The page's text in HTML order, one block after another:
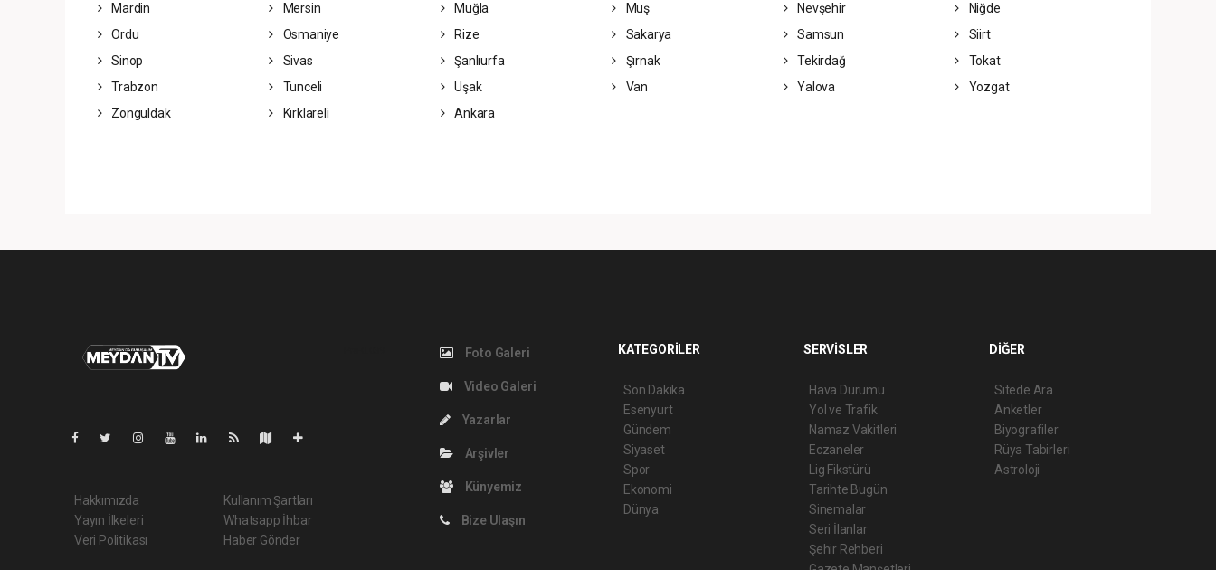
Mardin
Mersin Muğla Muş Nevşehir
Niğde
Ordu
Osmaniye Rize Sakarya Samsun
Siirt
Sinop
Sivas Şanlıurfa Şırnak Tekirdağ
Tokat
Trabzon
Tunceli Uşak Van Yalova
Yozgat
Zonguldak
Kırklareli Ankara
Hakkımızda
Yayın İlkeleri
Veri Politikası
Kullanım Şartları
Whatsapp İhbar
Haber Gönder
Foto Galeri
Video Galeri
Yazarlar
Arşivler
Künyemiz
Bize Ulaşın
KATEGORİLER
Son Dakika
Esenyurt
Gündem
Siyaset
Spor
Ekonomi
Dünya
SERVİSLER
Hava Durumu
Yol ve Trafik
Namaz Vakitleri
Eczaneler
Lig Fikstürü
Tarihte Bugün
Sinemalar
Seri İlanlar
Şehir Rehberi
DİĞER
Sitede Ara
Anketler
Biyografiler
Rüya Tabirleri
Astroloji